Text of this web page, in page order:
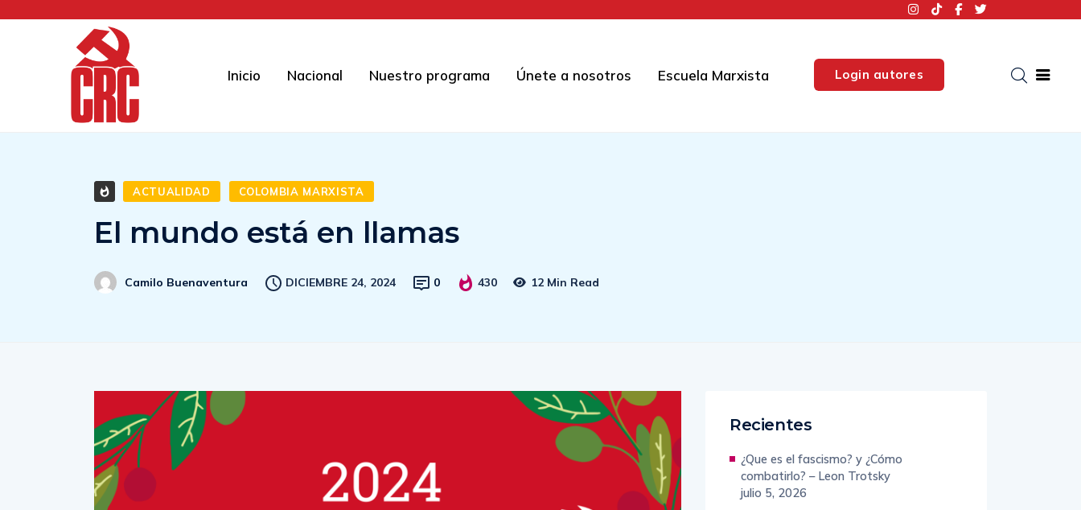
Inicio Nacional Nuestro programa Únete a nosotros Escuela Marxista Login autores
ACTUALIDAD COLOMBIA MARXISTA
El mundo está en llamas
Camilo Buenaventura DICIEMBRE 24, 2024 0 430 12 Min Read
Recientes
¿Que es el fascismo? y ¿Cómo
combatirlo? – Leon Trotsky
julio 5, 2026